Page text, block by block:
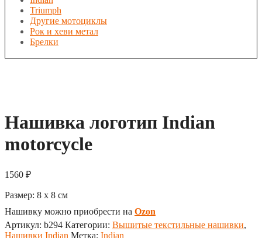
Triumph
Другие мотоциклы
Рок и хеви метал
Брелки
Нашивка логотип Indian
motorcycle
1560 ₽
Размер: 8 x 8 см
Нашивку можно приобрести на Ozon
Артикул: b294 Категории: Вышитые текстильные нашивки,
Нашивки Indian Метка: Indian